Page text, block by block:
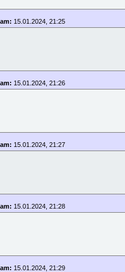
15.01.2024, 21:25
15.01.2024, 21:26
15.01.2024, 21:27
15.01.2024, 21:28
15.01.2024, 21:29